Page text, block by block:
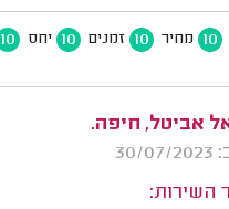
10 מחיר 10 זמנים 10 יחס 10
אביטל, חיפה.
השירות: